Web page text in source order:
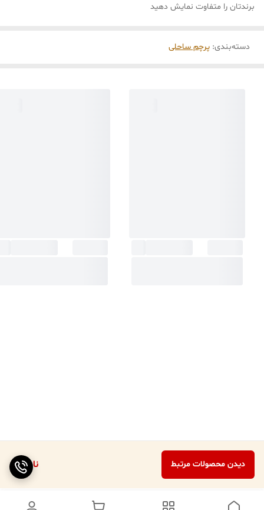
ناموجود دیدن محصولات مرتبط
برندتان را متفاوت نمایش دهید
دسته‌بندی: پرچم ساحلی